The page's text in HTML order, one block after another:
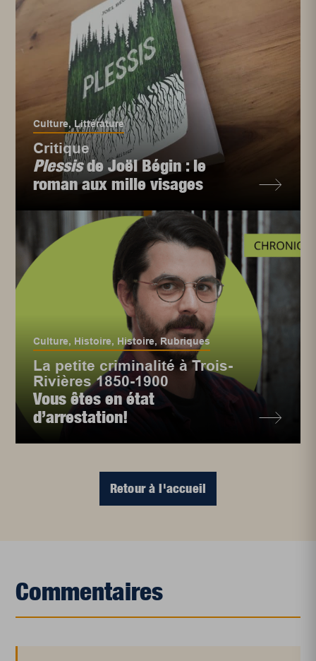
Culture, Littérature
Critique
Plessisde Joël Bégin : le
roman aux mille visages
Culture, Histoire, Histoire, Rubriques
La petite criminalité à Trois-
Rivières 1850-1900
Vous êtes en état
d’arrestation!
Retour à l'accueil
Commentaires